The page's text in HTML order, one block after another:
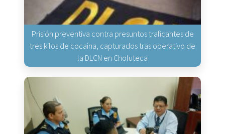
Prisión preventiva contra presuntos traficantes de
tres kilos de cocaína, capturados tras operativo de
la DLCN en Choluteca